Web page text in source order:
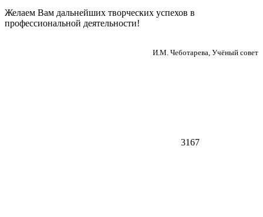
Желаем Вам дальнейших творческих успехов в
профессиональной деятельности!
И.М. Чеботарева, Учёный совет
3167